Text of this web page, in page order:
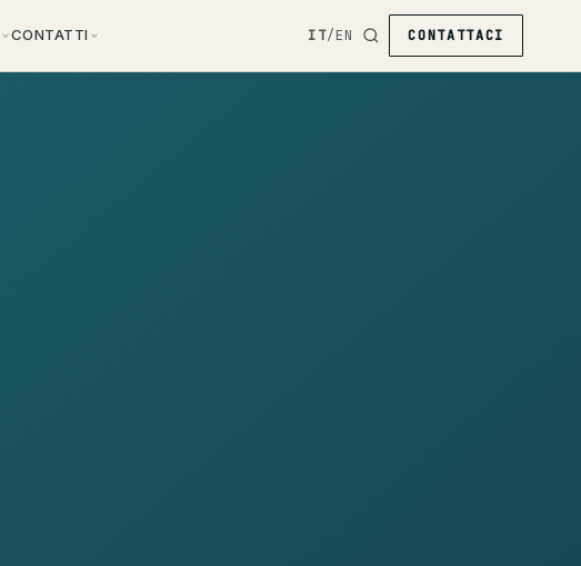
CONTATTI IT/EN CONTATTACI